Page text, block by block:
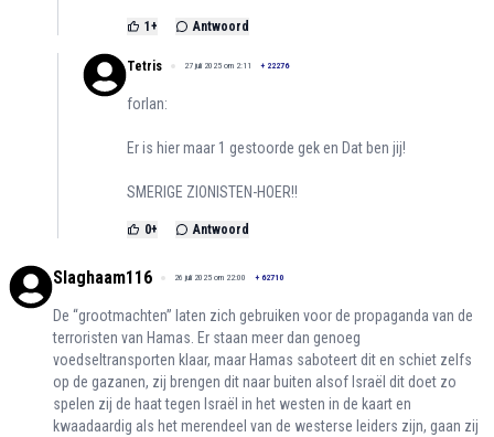
1 + Antwoord
Tetris 27 juli 2025 om 2:11 + 22276
forlan:
Er is hier maar 1 gestoorde gek en Dat ben jij!
SMERIGE ZIONISTEN-HOER!!
0+ Antwoord
Slaghaam116 26 juli 2025 om 22:00 + 62710
De “grootmachten” laten zich gebruiken voor de propaganda van de
terroristen van Hamas. Er staan meer dan genoeg
voedseltransporten klaar, maar Hamas saboteert dit en schiet zelfs
op de gazanen, zij brengen dit naar buiten alsof Israël dit doet zo
spelen zij de haat tegen Israël in het westen in de kaart en
kwaadaardig als het merendeel van de westerse leiders zijn, gaan zij